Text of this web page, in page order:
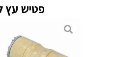
פטיש עץ